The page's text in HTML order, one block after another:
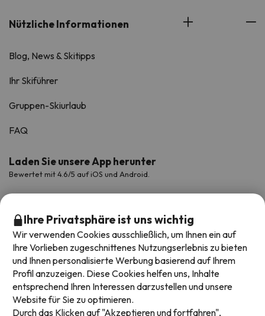
Nützliche Informationen
Blog, News & Skitipps
Ihr Skiführer
Gruppen-Skiurlaub
FAQ
Laden Sie unsere App herunter
Bewertet mit 4.6/5 auf iOS und Android.
Verfügbare Zahlungsarten
Ihre Privatsphäre ist uns wichtig
Wir verwenden Cookies ausschließlich, um Ihnen ein auf
Ihre Vorlieben zugeschnittenes Nutzungserlebnis zu bieten
und Ihnen personalisierte Werbung basierend auf Ihrem
Profil anzuzeigen. Diese Cookies helfen uns, Inhalte
entsprechend Ihren Interessen darzustellen und unsere
Website für Sie zu optimieren.
Durch das Klicken auf "Akzeptieren und fortfahren",